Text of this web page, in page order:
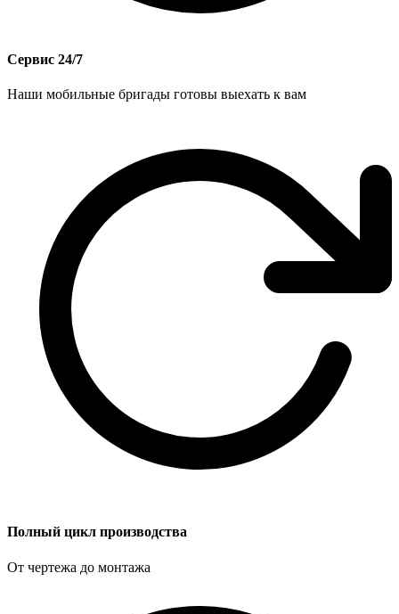
Сервис 24/7
Наши мобильные бригады готовы выехать к вам
Полный цикл производства
От чертежа до монтажа